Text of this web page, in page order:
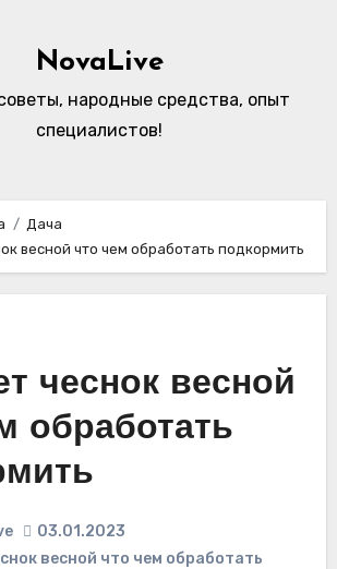
NovaLive
народные средства, опыт
специалистов!
Дача
весной что чем обработать подкормить
чеснок весной
обработать
03.01.2023
весной что чем обработать